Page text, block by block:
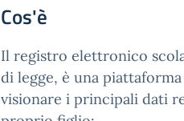
Cos'è
Il registro elettronico
di legge, è una
visionare i principali dati